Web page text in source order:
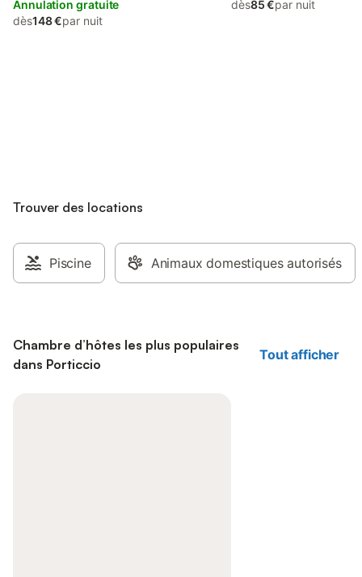
Annulation gratuite
dès148 €par nuit
dès85 €par nuit
Trouver des locations
Piscine Animaux domestiques autorisés
Chambre d’hôtes les plus populaires
dans Porticcio
Tout afficher